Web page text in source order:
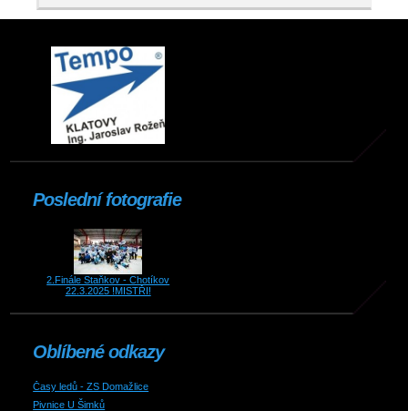
Poslední fotografie
2.Finále Staňkov - Chotíkov
22.3.2025 !MISTŘI!
Oblíbené odkazy
Časy ledů - ZS Domažlice
Pivnice U Šimků